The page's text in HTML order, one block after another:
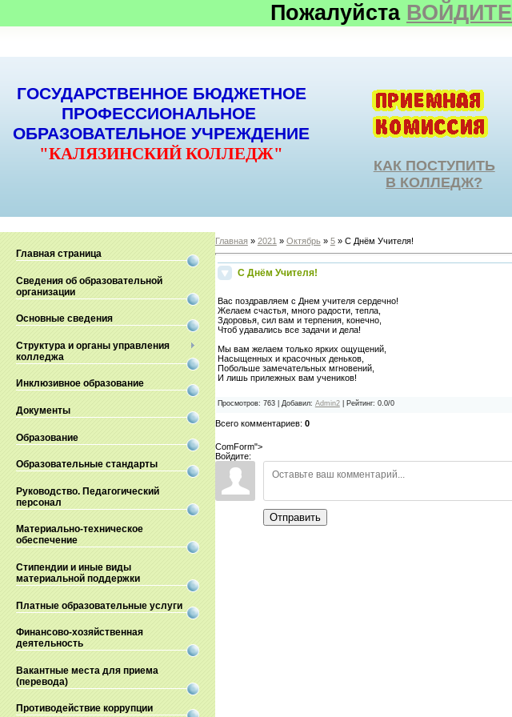
Пожалуйста ВОЙДИТЕ
ГОСУДАРСТВЕННОЕ БЮДЖЕТНОЕ
ПРОФЕССИОНАЛЬНОЕ
ОБРАЗОВАТЕЛЬНОЕ УЧРЕЖДЕНИЕ
"КАЛЯЗИНСКИЙ КОЛЛЕДЖ"
КАК ПОСТУПИТЬ
В КОЛЛЕДЖ?
Главная страница
Сведения об образовательной
организации
Основные сведения
Структура и органы управления
колледжа
Инклюзивное образование
Документы
Образование
Образовательные стандарты
Руководство. Педагогический
персонал
Материально-техническое
обеспечение
Стипендии и иные виды
материальной поддержки
Платные образовательные услуги
Финансово-хозяйственная
деятельность
Вакантные места для приема
(перевода)
Противодействие коррупции
Главная» 2021 » Октябрь » 5» С Днём Учителя!
С Днём Учителя!
Вас поздравляем с Днем учителя сердечно!
Желаем счастья, много радости, тепла,
Здоровья, сил вам и терпения, конечно,
Чтоб удавались все задачи и дела!
Мы вам желаем только ярких ощущений,
Насыщенных и красочных деньков,
Побольше замечательных мгновений,
И лишь прилежных вам учеников!
Просмотров: 763| Добавил: Admin2 Рейтинг: 0.0/0
Всего комментариев: 0
ComForm">
Войдите:
Отправить